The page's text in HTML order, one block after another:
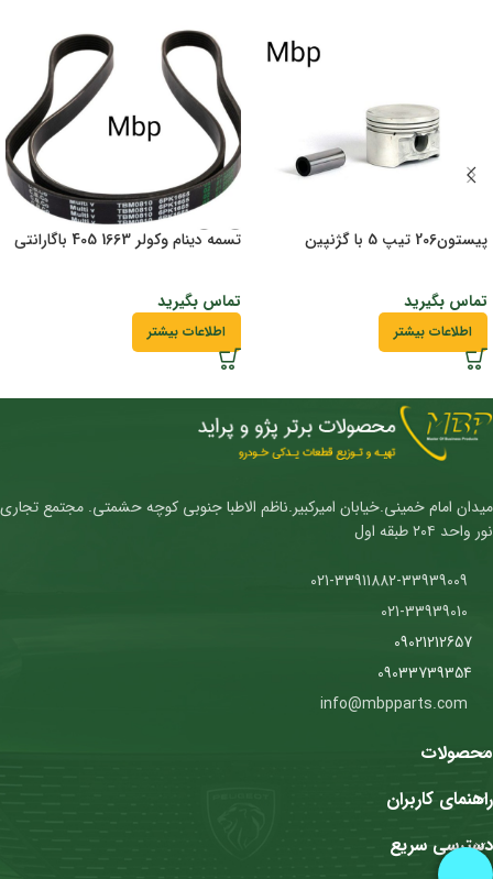
پیستون206 تیپ 5 با گژنپین
تماس بگیرید
اطلاعات بیشتر
تسمه دینام وکولر 1663 405 باگارانتی
تماس بگیرید
اطلاعات بیشتر
میدان امام خمینی.خیابان امیرکبیر.ناظم الاطبا جنوبی کوچه حشمتی. مجتمع تجاری
نور واحد ۲۰۴ طبقه اول
09021212657
09033739354
محصولات
راهنمای کاربران
دسترسی سریع